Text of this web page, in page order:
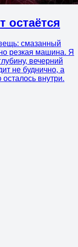
остаётся
смазанный
резкая машина. Я
вечерний
не буднично, а
внутри.